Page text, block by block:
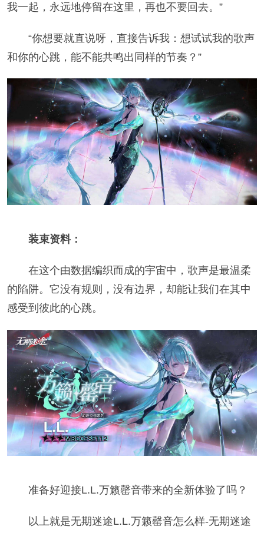
我一起，永远地停留在这里，再也不要回去。”
“你想要就直说呀，直接告诉我：想试试我的歌声
和你的心跳，能不能共鸣出同样的节奏？”
装束资料：
在这个由数据编织而成的宇宙中，歌声是最温柔
的陷阱。它没有规则，没有边界，却能让我们在其中
感受到彼此的心跳。
准备好迎接L.L.万籁罄音带来的全新体验了吗？
以上就是无期迷途L.L.万籁罄音怎么样-无期迷途